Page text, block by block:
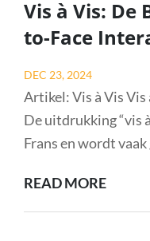
S20
FE:
LUXE
IN
EEN
Vis à Vis: De
to-Face
Posted
on
DEC 23, 2024
Artikel: Vis à Vis Vis
De uitdrukking “vis
Frans en wordt
READ MOREVIS